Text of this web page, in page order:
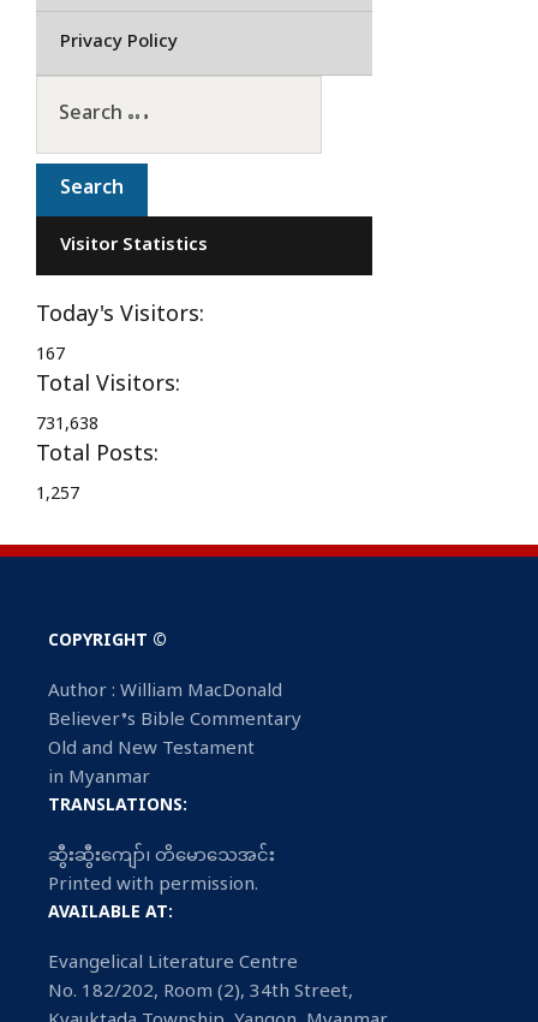
Privacy Policy
Visitor Statistics
Today's Visitors:
167
Total Visitors:
731,638
Total Posts:
1,257
COPYRIGHT ©
Author : William MacDonald
Believer’s Bible Commentary
Old and New Testament
in Myanmar
TRANSLATIONS:
ဆွီးဆွီးကျော်၊ တိမောသေအင်း
Printed with permission.
AVAILABLE AT:
Evangelical Literature Centre
No. 182/202, Room (2), 34th Street,